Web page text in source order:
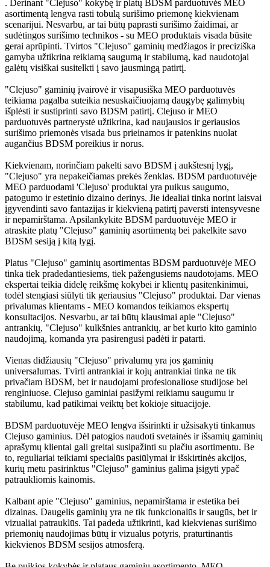
. Derinant "Clejuso" kokybę ir platų BDSM parduotuvės MEO
asortimentą lengva rasti tobulą surišimo priemonę kiekvienam
scenarijui. Nesvarbu, ar tai būtų paprasti surišimo žaidimai, ar
sudėtingos surišimo technikos - su MEO produktais visada būsite
gerai aprūpinti. Tvirtos "Clejuso" gaminių medžiagos ir preciziška
gamyba užtikrina reikiamą saugumą ir stabilumą, kad naudotojai
galėtų visiškai susitelkti į savo jausmingą patirtį.
"Clejuso" gaminių įvairovė ir visapusiška MEO parduotuvės
teikiama pagalba suteikia nesuskaičiuojamą daugybę galimybių
išplėsti ir sustiprinti savo BDSM patirtį. Clejuso ir MEO
parduotuvės partnerystė užtikrina, kad naujausios ir geriausios
surišimo priemonės visada bus prieinamos ir patenkins nuolat
augančius BDSM poreikius ir norus.
Kiekvienam, norinčiam pakelti savo BDSM į aukštesnį lygį,
"Clejuso" yra nepakeičiamas prekės ženklas. BDSM parduotuvėje
MEO parduodami 'Clejuso' produktai yra puikus saugumo,
patogumo ir estetinio dizaino derinys. Jie idealiai tinka norint laisvai
įgyvendinti savo fantazijas ir kiekvieną patirtį paversti intensyvesne
ir nepamirštama. Apsilankykite BDSM parduotuvėje MEO ir
atraskite platų "Clejuso" gaminių asortimentą bei pakelkite savo
BDSM sesiją į kitą lygį.
Platus "Clejuso" gaminių asortimentas BDSM parduotuvėje MEO
tinka tiek pradedantiesiems, tiek pažengusiems naudotojams. MEO
ekspertai teikia didelę reikšmę kokybei ir klientų pasitenkinimui,
todėl stengiasi siūlyti tik geriausius "Clejuso" produktai. Dar vienas
privalumas klientams - MEO komandos teikiamos ekspertų
konsultacijos. Nesvarbu, ar tai būtų klausimai apie "Clejuso"
antrankių, "Clejuso" kulkšnies antrankių, ar bet kurio kito gaminio
naudojimą, komanda yra pasirengusi padėti ir patarti.
Vienas didžiausių "Clejuso" privalumų yra jos gaminių
universalumas. Tvirti antrankiai ir kojų antrankiai tinka ne tik
privačiam BDSM, bet ir naudojami profesionaliose studijose bei
renginiuose. Clejuso gaminiai pasižymi reikiamu saugumu ir
stabilumu, kad patikimai veiktų bet kokioje situacijoje.
BDSM parduotuvėje MEO lengva išsirinkti ir užsisakyti tinkamus
Clejuso gaminius. Dėl patogios naudoti svetainės ir išsamių gaminių
aprašymų klientai gali greitai susipažinti su plačiu asortimentu. Be
to, reguliariai teikiami specialūs pasiūlymai ir išskirtinės akcijos,
kurių metu pasirinktus "Clejuso" gaminius galima įsigyti ypač
patraukliomis kainomis.
Kalbant apie "Clejuso" gaminius, nepamirštama ir estetika bei
dizainas. Daugelis gaminių yra ne tik funkcionalūs ir saugūs, bet ir
vizualiai patrauklūs. Tai padeda užtikrinti, kad kiekvienas surišimo
priemonių naudojimas būtų ir vizualus potyris, praturtinantis
kiekvienos BDSM sesijos atmosferą.